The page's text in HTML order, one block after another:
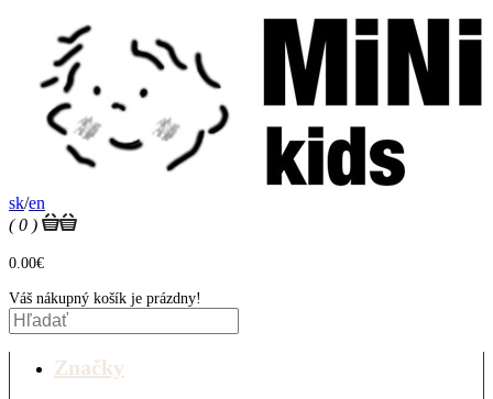
sk/en
( 0 )
0.00€
Váš nákupný košík je prázdny!
Značky